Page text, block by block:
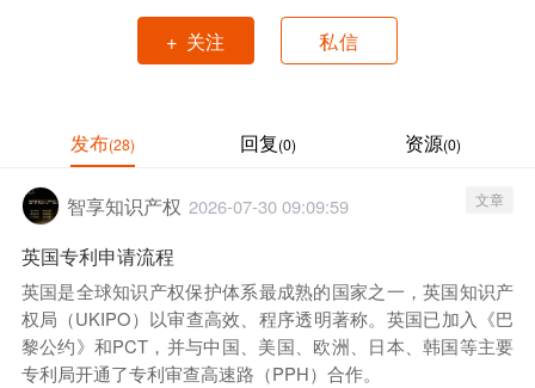
+ 关注 私信
发布(28) 回复(0) 资源(0)
智享知识产权 2026-07-30 09:09:59 文章
英国专利申请流程
英国是全球知识产权保护体系最成熟的国家之一，英国知识产
权局（UKIPO）以审查高效、程序透明著称。英国已加入《巴
黎公约》和PCT，并与中国、美国、欧洲、日本、韩国等主要
专利局开通了专利审查高速路（PPH）合作。